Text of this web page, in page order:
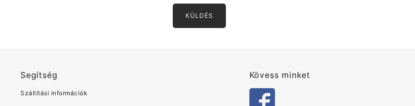
Segítség
Szállítási információk
Kövess minket